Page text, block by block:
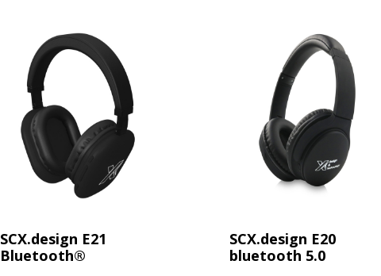
SCX.design E21
Bluetooth®
SCX.design E20
bluetooth 5.0